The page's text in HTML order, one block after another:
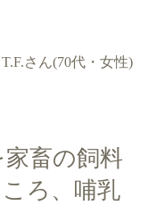
T.F.さん(70代・女性)
畜の飼料
ろ、哺乳